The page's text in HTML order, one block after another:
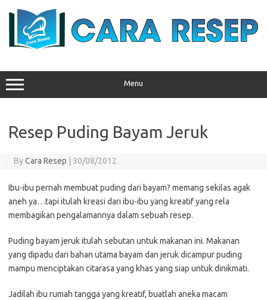
Menu
Resep Puding Bayam Jeruk
ByCara Resep 30/08/2012
Ibu-ibu pernah membuat puding dari bayam? memang sekilas agak
aneh ya…tapi itulah kreasi dari ibu-ibu yang kreatif yang rela
membagikan pengalamannya dalam sebuah resep.
Puding bayam jeruk itulah sebutan untuk makanan ini. Makanan
yang dipadu dari bahan utama bayam dan jeruk dicampur puding
mampu menciptakan citarasa yang khas yang siap untuk dinikmati.
Jadilah ibu rumah tangga yang kreatif, buatlah aneka macam